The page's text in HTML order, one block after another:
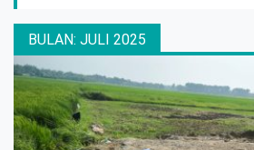
BULAN: JULI 2025